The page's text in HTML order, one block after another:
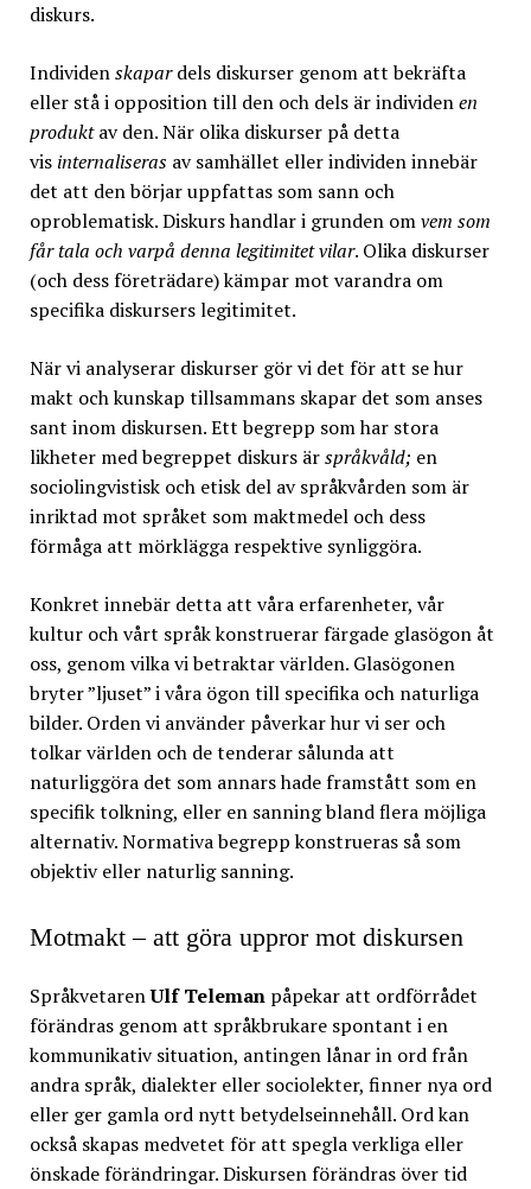
diskurs.
Individenskapardels diskurser genom att bekräfta
eller stå i opposition till den och dels är individenen
produktav den. När olika diskurser på detta
vis internaliserasav samhället eller individen innebär
det att den börjar uppfattas som sann och
oproblematisk. Diskurs handlar i grunden omvem som
får tala och varpå denna legitimitet vilar. Olika diskurser
(och dess företrädare) kämpar mot varandra om
specifika diskursers legitimitet.
När vi analyserar diskurser gör vi det för att se hur
makt och kunskap tillsammans skapar det som anses
sant inom diskursen. Ett begrepp som har stora
likheter med begreppet diskurs ärspråkvåld; en
sociolingvistisk och etisk del av språkvården som är
inriktad mot språket som maktmedel och dess
förmåga att mörklägga respektive synliggöra.
Konkret innebär detta att våra erfarenheter, vår
kultur och vårt språk konstruerar färgade glasögon åt
oss, genom vilka vi betraktar världen. Glasögonen
bryter ”ljuset” i våra ögon till specifika och naturliga
bilder. Orden vi använder påverkar hur vi ser och
tolkar världen och de tenderar sålunda att
naturliggöra det som annars hade framstått som en
specifik tolkning, eller en sanning bland flera möjliga
alternativ. Normativa begrepp konstrueras så som
objektiv eller naturlig sanning.
Motmakt – att göra uppror mot diskursen
SpråkvetarenUlf Telemanpåpekar att ordförrådet
förändras genom att språkbrukare spontant i en
kommunikativ situation, antingen lånar in ord från
andra språk, dialekter eller sociolekter, finner nya ord
eller ger gamla ord nytt betydelseinnehåll. Ord kan
också skapas medvetet för att spegla verkliga eller
önskade förändringar. Diskursen förändras över tid